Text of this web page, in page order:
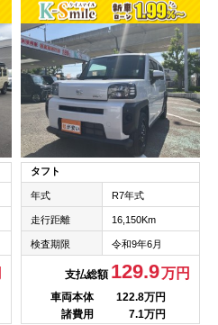
タフト
年式 R7年式
走行距離 16,150Km
検査期限 令和9年6月
支払総額 129.9万円
車両本体
122.8万円
諸費用
7.1万円